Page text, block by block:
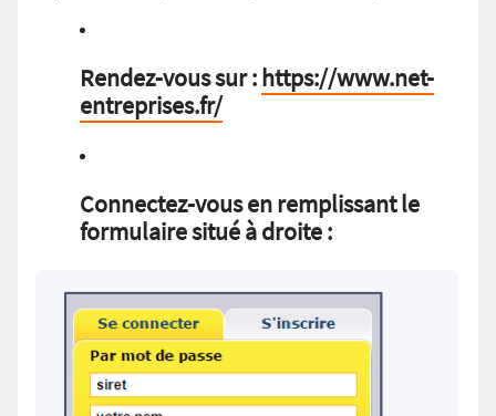
Rendez-vous sur :https://www.net-
entreprises.fr/
Connectez-vous en remplissant le
formulaire situé à droite :